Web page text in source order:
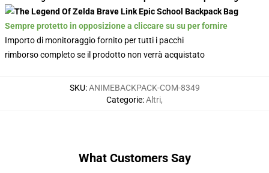
Sempre protetto in opposizione a cliccare su su per fornire
Importo di monitoraggio fornito per tutti i pacchi
rimborso completo se il prodotto non verrà acquistato
SKU:ANIMEBACKPACK-COM-8349
Categorie:Altri,
What Customers Say